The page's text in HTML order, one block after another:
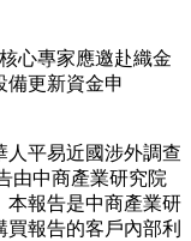
心專家應邀赴織金
備更新資金申
平易近國涉外調查
由中商產業研究院
本報告是中商產業研
報告的客戶內部利